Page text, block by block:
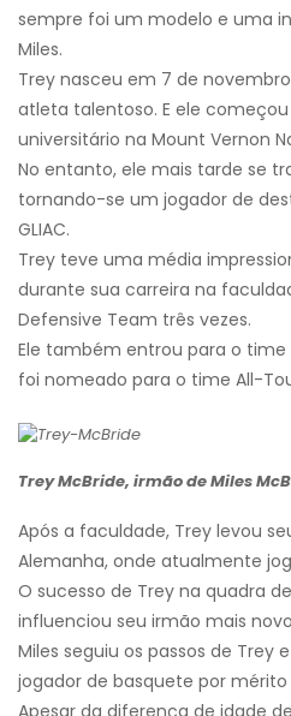
sempre foi um modelo e uma
Miles.
Trey nasceu em 7 de
atleta talentoso. E ele
universitário na Mount Vernon
No entanto, ele mais tarde se
tornando-se um jogador de
GLIAC.
Trey teve uma média
durante sua carreira na
Defensive Team três vezes.
Ele também entrou para o time
foi nomeado para o time All-
Trey McBride, irmão de Miles
Após a faculdade, Trey levou
Alemanha, onde atualmente
O sucesso de Trey na quadra
influenciou seu irmão mais
Miles seguiu os passos de Trey
jogador de basquete por mérito
Apesar da diferença de idade